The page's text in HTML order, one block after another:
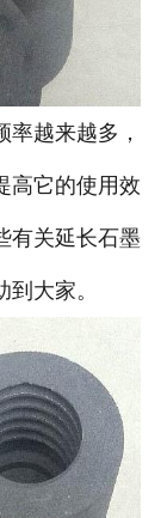
越来越多，
高它的使用效
有关延长石墨
大家。